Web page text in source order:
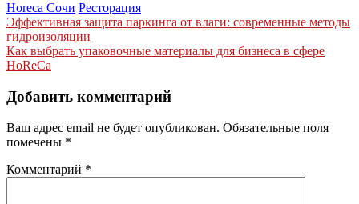
Horeca Сочи Ресторация
Навигация
по
записям
Эффективная защита паркинга от влаги: современные методы
гидроизоляции
Как выбрать упаковочные материалы для бизнеса в сфере
HoReCa
Добавить комментарий
Ваш адрес email не будет опубликован. Обязательные поля
помечены *
Комментарий *